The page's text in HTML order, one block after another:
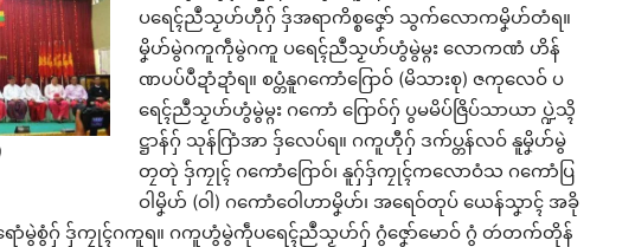
ဌာန်ပရိုၚ်ဗၠးၜးမန်
ပရေၚ်ညဳသၟဟ်ဟီုဂှ် ဒှ်အရာကိစ္စဇၞော် သွက်လောကမၞိဟ်တံရ။
မၞိဟ်မွဲဂကူကဵုမွဲဂကူ ပရေၚ်ညဳသၟဟ်ဟွံမွဲမ္ဂး လောကဏံ ဟိန်
ဏပပ်ပဳဍာံဍာံရ။ စပ္တံနူဂကောံဂြောဝ် (မိသားစု) ဇကုလေဝ် ပ
ရေၚ်ညဳသၟဟ်ဟွံမွဲမ္ဂး ဂကောံ ဂြောဝ်ဂှ် ပွမမိပ်ဇြိပ်သာယာ ပ္ဍဲသ္ၚိ
ဋ္ဌာန်ဂှ် သုန်ဂြာံအာ ဒှ်လေပ်ရ။ ဂကူဟီုဂှ် ဒက်ပ္တန်လဝ် နူမၞိဟ်မွဲ
တၠတုဲ ဒှ်ကၠုၚ် ဂကောံဂြောဝ်၊ နူဂှ်ဒှ်ကၠုၚ်ကလောဝံသ ဂကောံပြ
ဝါမၞိဟ် (ဝါ) ဂကောံဝေါဟာမၞိဟ်၊ အရေဝ်တုပ် ယေန်သၞာၚ် အခို
ာံမွဲစွံဂှ် ဒှ်ကၠုၚ်ဂကူရ။ ဂကူဟွံမွဲကဵုပရေၚ်ညဳသၟဟ်ဂှ် ဂွံဇၞော်မောဝ် ဂွံ တဴတက်တိုန်